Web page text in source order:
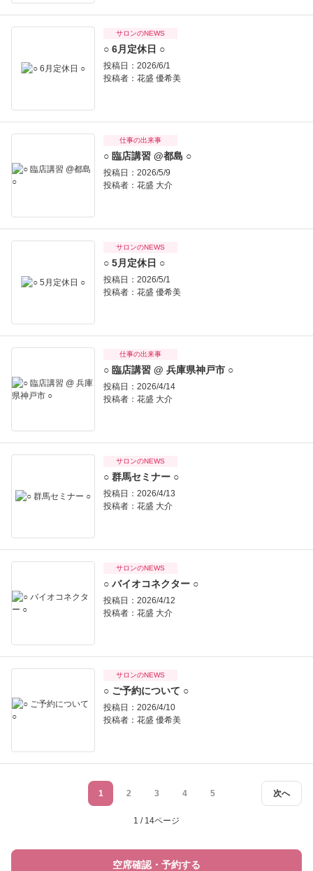
サロンのNEWS
○ 6月定休日 ○
投稿日：2026/6/1
投稿者： 花盛 優希美
仕事の出来事
○ 臨店講習 @都島 ○
投稿日：2026/5/9
投稿者： 花盛 大介
サロンのNEWS
○ 5月定休日 ○
投稿日：2026/5/1
投稿者： 花盛 優希美
仕事の出来事
○ 臨店講習 @ 兵庫県神戸市 ○
投稿日：2026/4/14
投稿者： 花盛 大介
サロンのNEWS
○ 群馬セミナー ○
投稿日：2026/4/13
投稿者： 花盛 大介
サロンのNEWS
○ バイオコネクター ○
投稿日：2026/4/12
投稿者： 花盛 大介
サロンのNEWS
○ ご予約について ○
投稿日：2026/4/10
投稿者： 花盛 優希美
次へ
1 2 3 4 5
1 / 14ページ
空席確認・予約する